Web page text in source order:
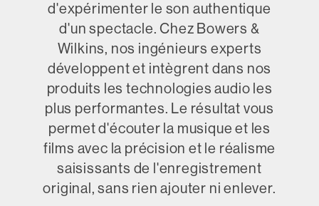
d'expérimenter le son authentique
d'un spectacle. Chez Bowers &
Wilkins, nos ingénieurs experts
développent et intègrent dans nos
produits les technologies audio les
plus performantes. Le résultat vous
permet d'écouter la musique et les
films avec la précision et le réalisme
saisissants de l'enregistrement
original, sans rien ajouter ni enlever.